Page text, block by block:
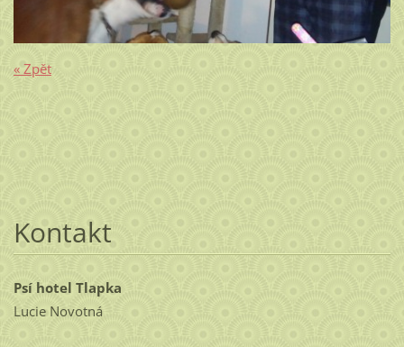
« Zpět
Kontakt
Psí hotel Tlapka
Lucie Novotná